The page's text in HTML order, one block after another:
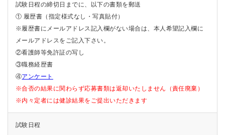
試験日程の締切日までに、以下の書類を郵送
① 履歴書（指定様式なし・写真貼付）
※履歴書にメールアドレス記入欄がない場合は、本人希望記入欄に
メールアドレスをご記入下さい。
②看護師等免許証の写し
③職務経歴書
④アンケート
※合否の結果に関わらず応募書類は返却いたしません（責任廃棄）
※内々定者には健診結果をご提出いただきます
試験日程